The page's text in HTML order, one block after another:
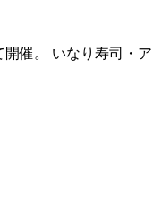
催。 いなり寿司・